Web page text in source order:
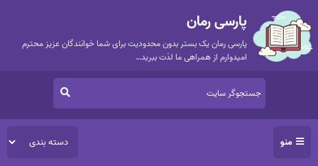
پارسی رمان
پارسی رمان یک بستر بدون محدودیت برای شما خوانندگان عزیز محترم
امیدوارم از همراهی ما لذت ببرید…
منو